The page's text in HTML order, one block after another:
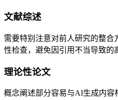
文献综述
需要特别注意对前人研究的整
性检查，避免因引用不当导致的
理论性论文
概念阐述部分容易与AI生成内容